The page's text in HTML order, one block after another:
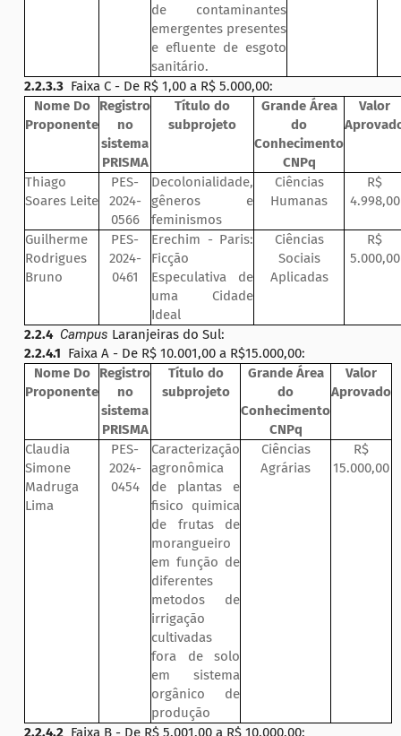
de contaminantes
emergentes presentes
e efluente de esgoto
sanitário.
2.2.3.3 Faixa C - De R$ 1,00 a R$ 5.000,00:
Nome Do
Proponente
Registro
no
sistema
PRISMA
Título do
subprojeto
Grande Área
do
Conhecimento
CNPq
Valor
Thiago
Soares Leite
PES-
2024-
0566
Decolonialidade,
gêneros e
feminismos
Ciências
Humanas
R$
4.998,00
Guilherme
Rodrigues
Bruno
PES-
2024-
0461
Erechim - Paris:
Ficção
Especulativa de
uma Cidade
Ideal
Ciências
Sociais
Aplicadas
R$
5.000,00
2.2.4 Campus Laranjeiras do Sul:
2.2.4.1 Faixa A - De R$ 10.001,00 a R$15.000,00:
Nome Do
Proponente
Registro
no
sistema
PRISMA
Título do
subprojeto
Grande Área
do
Conhecimento
CNPq
Valor
Aprovado
Claudia
Simone
Madruga
Lima
PES-
2024-
0454
Caracterização
agronômica
de plantas e
fisico quimica
de frutas de
morangueiro
em função de
diferentes
metodos de
irrigação
cultivadas
fora de solo
em sistema
orgânico de
produção
Ciências
Agrárias
R$
15.000,00
2.2.4.2 Faixa B - De R$ 5.001,00 a R$ 10.000,00: